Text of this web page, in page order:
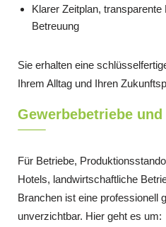
Klarer Zeitplan,
Betreuung
Sie erhalten eine
Ihrem Alltag und Ihren
Gewerbebetriebe
Für Betriebe,
Hotels, landwirtschaftliche
Branchen ist eine professionell
unverzichtbar. Hier geht es um: